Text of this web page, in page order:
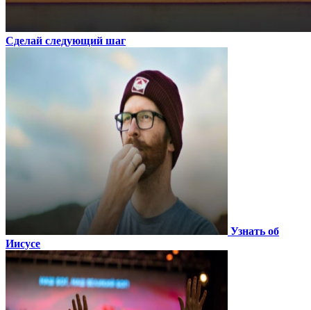
Сделай следующий шаг
Узнать об
Иисусе